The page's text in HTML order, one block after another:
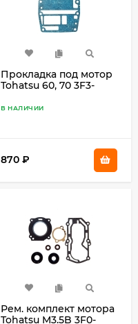
Прокладка под мотор
Tohatsu 60, 70 3F3-
В НАЛИЧИИ
870 ₽
Рем. комплект мотора
Tohatsu M3.5B 3F0-